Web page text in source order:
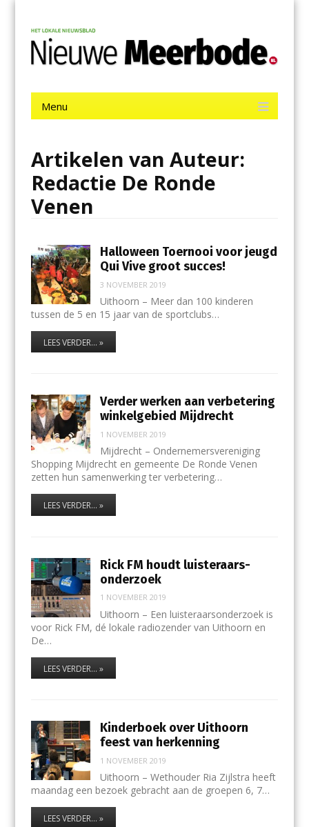
contentNieuwe Meerbode
Menu
Artikelen van Auteur:
Redactie De Ronde
Venen
Halloween Toernooi voor jeugd
Qui Vive groot succes!
3 NOVEMBER 2019
Uithoorn – Meer dan 100 kinderen
tussen de 5 en 15 jaar van de sportclubs…
LEES VERDER... »
Verder werken aan verbetering
winkelgebied Mijdrecht
1 NOVEMBER 2019
Mijdrecht – Ondernemersvereniging
Shopping Mijdrecht en gemeente De Ronde Venen
zetten hun samenwerking ter verbetering…
LEES VERDER... »
Rick FM houdt luisteraars-
onderzoek
1 NOVEMBER 2019
Uithoorn – Een luisteraarsonderzoek is
voor Rick FM, dé lokale radiozender van Uithoorn en
De…
LEES VERDER... »
Kinderboek over Uithoorn
feest van herkenning
1 NOVEMBER 2019
Uithoorn – Wethouder Ria Zijlstra heeft
maandag een bezoek gebracht aan de groepen 6, 7…
LEES VERDER... »